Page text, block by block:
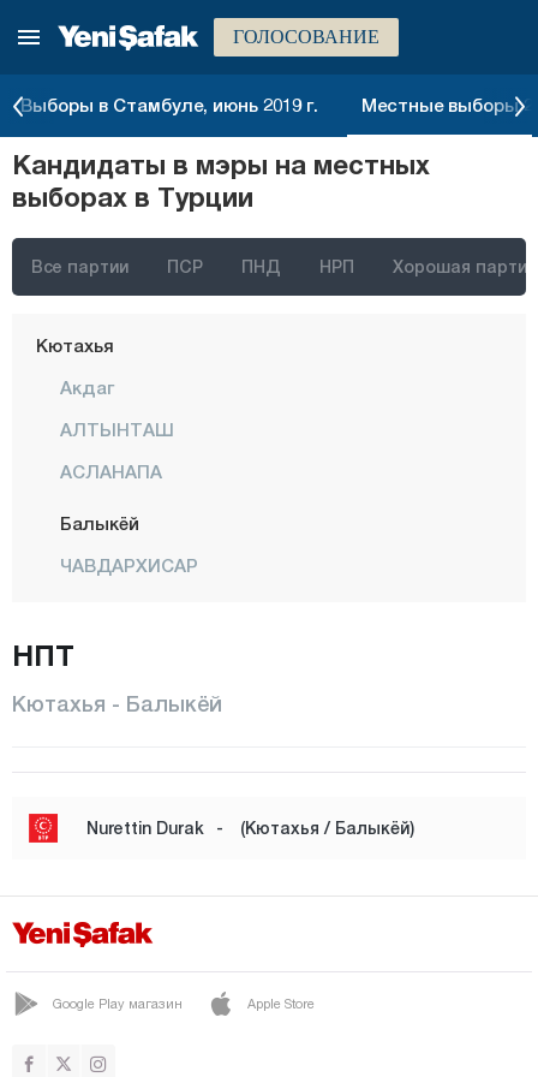
ГОЛОСОВАНИЕ
Выборы в Стамбуле, июнь 2019 г. Местные выборы
Кандидаты в мэры на местных
выборах в Турции
Все партии ПСР ПНД НРП Хорошая партия
Кайсери
Кыркларэли
Кыршехир
Конья
Кютахья
Акдаг
АЛТЫНТАШ
АСЛАНАПА
Балыкёй
ЧАВДАРХИСАР
Чукурджа
ДЕМИРДЖИ
ДУМЛУПЫНАР
Эмет
ГЕДИЗ
Гёклер
Куручай
НПТ
Кютахья - Балыкёй
Nurettin Durak - (Кютахья / Балыкёй)
Google Play магазин Apple Store